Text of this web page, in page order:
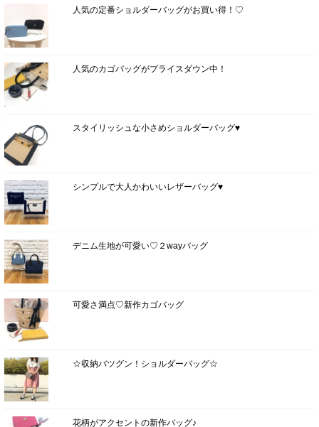
人気の定番ショルダーバッグがお買い得！♡
人気のカゴバッグがプライスダウン中！
スタイリッシュな小さめショルダーバッグ♥
シンプルで大人かわいいレザーバッグ♥
デニム生地が可愛い♡２wayバッグ
可愛さ満点♡新作カゴバッグ
☆収納バツグン！ショルダーバッグ☆
花柄がアクセントの新作バッグ♪